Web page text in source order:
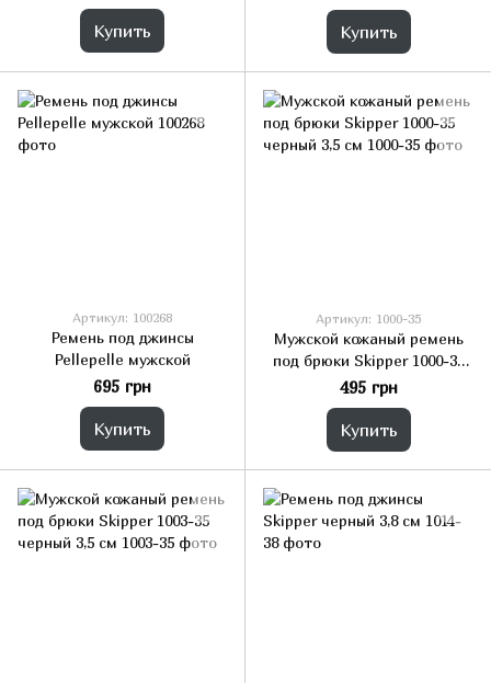
Купить Купить
Артикул: 100268
Ремень под джинсы
Pellepelle мужской
695 грн
Купить
Артикул: 1000-35
Мужской кожаный ремень
под брюки Skipper 1000-35
черный 3,5 см
495 грн
Купить